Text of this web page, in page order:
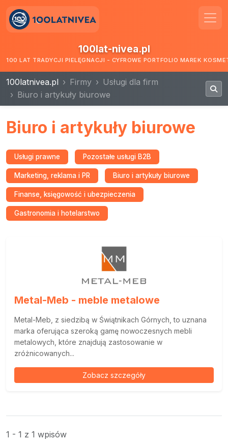
100lat-nivea.pl
100 LAT TRADYCJI PIELĘGNACJI - CYFROWE PORTFOLIO MAREK
100latnivea.pl Firmy
Usługi dla firm
Biuro i artykuły biurowe
Biuro i artykuły biurowe
Usługi prawne Pozostałe usługi B2B
Marketing, reklama i PR Biuro i artykuły biurowe
Finanse, księgowość i ubezpieczenia
Gastronomia i hotelarstwo
Metal-Meb - meble metalowe
Metal-Meb, z siedzibą w Świątnikach Górnych, to uznana
marka oferująca szeroką gamę nowoczesnych mebli
metalowych, które znajdują zastosowanie w
zróżnicowanych...
Zobacz szczegóły
1 - 1 z 1 wpisów